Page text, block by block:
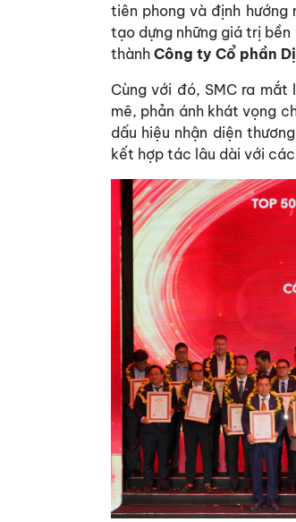
tiên phong và định
tạo dựng những giá trị
thành Công ty Cổ phần
Cùng với đó, SMC ra
mẽ, phản ánh khát vọng
dấu hiệu nhận diện
kết hợp tác lâu dài với